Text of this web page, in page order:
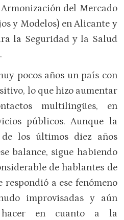
del Mercado
y Modelos) en Alicante y
la Seguridad y la Salud
pocos años un país con
lo que hizo aumentar
multilingües, en
públicos. Aunque la
de los últimos diez años
balance, sigue habiendo
de hablantes de
respondió a ese fenómeno
improvisadas y aún
en cuanto a la